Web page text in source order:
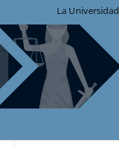
La Universidad